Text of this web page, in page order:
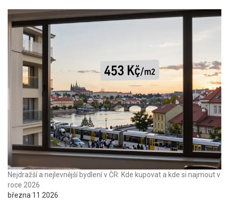
Nejdražší a nejlevnější bydlení v ČR: Kde kupovat a kde si najmout v
roce 2026
března 11 2026